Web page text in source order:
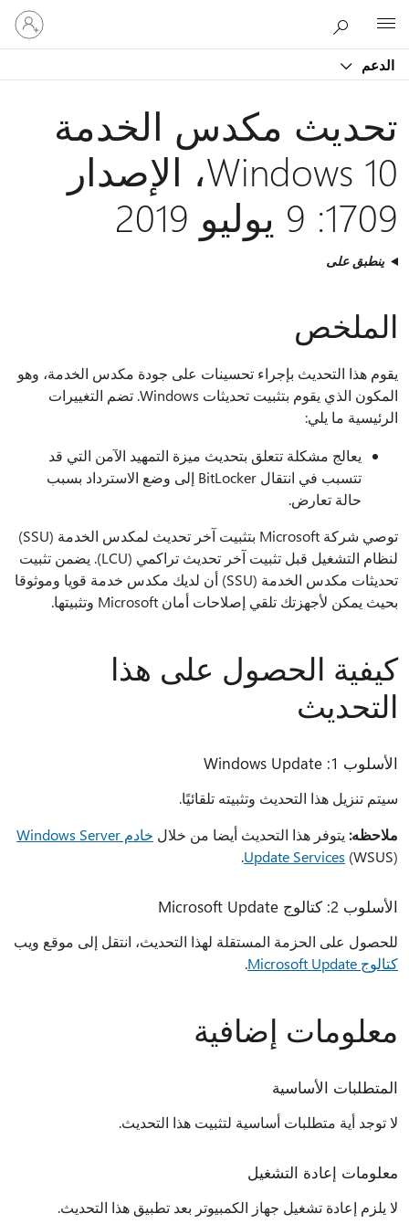
الدعم
تسجيل
الدخول
إلى
تحديث مكدس الخدمة
Windows 10، الإصدار
1709: 9 يوليو 2019
ينطبق على
الملخص
يقوم هذا التحديث بإجراء تحسينات على جودة مكدس الخدمة، وهو
المكون الذي يقوم بتثبيت تحديثات Windows. تضم التغييرات
الرئيسية ما يلي:
يعالج مشكلة تتعلق بتحديث ميزة التمهيد الآمن التي قد
تتسبب في انتقال BitLocker إلى وضع الاسترداد بسبب
حالة تعارض.
توصي شركة Microsoft بتثبيت آخر تحديث لمكدس الخدمة (SSU)
لنظام التشغيل قبل تثبيت آخر تحديث تراكمي (LCU). يضمن تثبيت
تحديثات مكدس الخدمة (SSU) أن لديك مكدس خدمة قويا وموثوقا
بحيث يمكن لأجهزتك تلقي إصلاحات أمان Microsoft وتثبيتها.
كيفية الحصول على هذا
التحديث
الأسلوب 1: Windows Update
سيتم تنزيل هذا التحديث وتثبيته تلقائيًا.
ملاحظه: يتوفر هذا التحديث أيضا من خلال
خادم Windows Server
Update Services (WSUS).
الأسلوب 2: كتالوج Microsoft Update
للحصول على الحزمة المستقلة لهذا التحديث، انتقل إلى موقع ويب
كتالوج Microsoft Update
.
معلومات إضافية
المتطلبات الأساسية
لا توجد أية متطلبات أساسية لتثبيت هذا التحديث.
معلومات إعادة التشغيل
لا يلزم إعادة تشغيل جهاز الكمبيوتر بعد تطبيق هذا التحديث.